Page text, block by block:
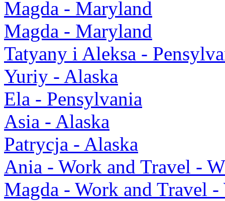
Magda - Maryland
Magda - Maryland
Tatyany i Aleksa -
Yuriy - Alaska
Ela - Pensylvania
Asia - Alaska
Patrycja - Alaska
Ania - Work and Travel -
Magda - Work and Travel